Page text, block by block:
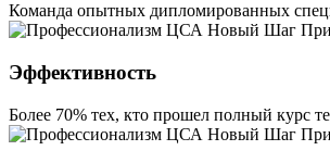
Команда опытных дипломированных
Эффективность
Более 70% тех, кто прошел полный курс